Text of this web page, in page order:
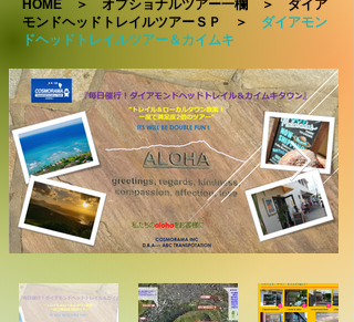
HOME ＞ オプショナルツアー一欄 ＞ ダイア
モンドヘッドトレイルツアーＳＰ
＞ ダイアモン
ドヘッドトレイルツアー＆カイムキ